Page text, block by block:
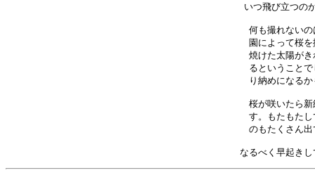
いつ飛び立つの
何も撮れない
園によって桜
焼けた太陽が
るということ
り納めに
桜が咲いたら
す。もたもた
のもたくさ